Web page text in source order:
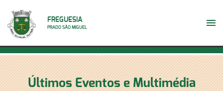
FREGUESIA
PRADO SÃO MIGUEL
Últimos Eventos e Multimédia